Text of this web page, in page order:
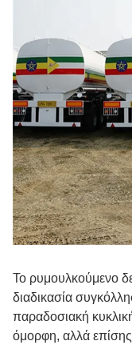
Το ρυμουλκούμενο
διαδικασία
παραδοσιακή
όμορφη, αλλά επίσης